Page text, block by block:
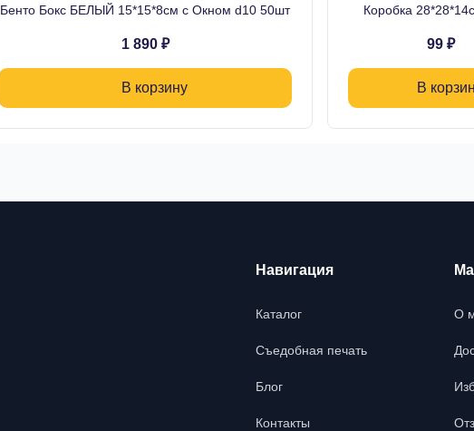
Бенто Бокс БЕЛЫЙ 15*15*8см с Окном d10 50шт
1 890 ₽
В корзину
Коробка
99 ₽
В
Навигация
Каталог
Съедобная печать
Блог
Контакты
О